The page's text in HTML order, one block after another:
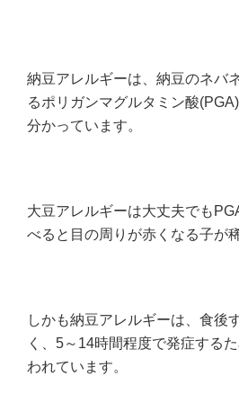
納豆アレルギーは、納豆のネバ
るポリガンマグルタミン酸
分かっています。
大豆アレルギーは大丈夫でも
べると目の周りが赤くなる子が
しかも納豆アレルギーは、食後
く、5～14時間程度で発症する
われています。